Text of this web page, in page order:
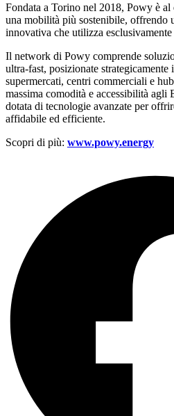
Fondata a Torino nel 2018, Powy è
una mobilità più sostenibile, offrendo
innovativa che utilizza
Il network di Powy comprende
ultra-fast, posizionate
supermercati, centri commerciali e
massima comodità e accessibilità agli
dotata di tecnologie avanzate per
affidabile ed efficiente.
Scopri di più: www.powy.energy